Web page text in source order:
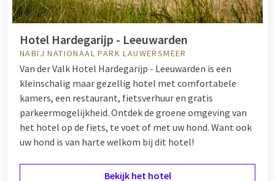
Hotel Hardegarijp - Leeuwarden
NABIJ NATIONAAL PARK LAUWERSMEER
Van der Valk Hotel Hardegarijp - Leeuwarden is een
kleinschalig maar gezellig hotel met comfortabele
kamers, een restaurant, fietsverhuur en gratis
parkeermogelijkheid. Ontdek de groene omgeving van
het hotel op de fiets, te voet of met uw hond. Want ook
uw hond is van harte welkom bij dit hotel!
Bekijk het hotel